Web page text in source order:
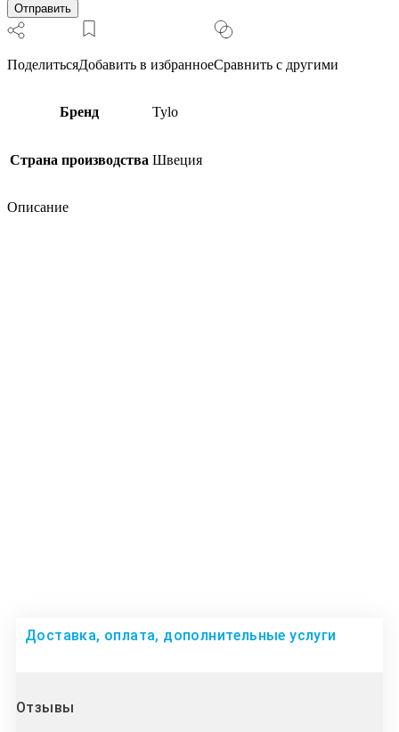
ПоделитьсяДобавить в избранноеСравнить с другими
Бренд Tylo
Страна производства Швеция
Описание
Доставка, оплата, дополнительные услуги
Отзывы